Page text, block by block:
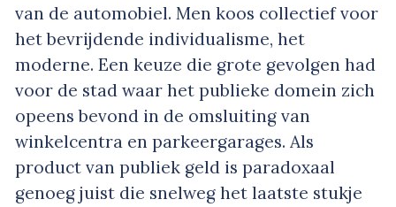
van de automobiel. Men koos collectief voor
het bevrijdende individualisme, het
moderne. Een keuze die grote gevolgen had
voor de stad waar het publieke domein zich
opeens bevond in de omsluiting van
winkelcentra en parkeergarages. Als
product van publiek geld is paradoxaal
genoeg juist die snelweg het laatste stukje